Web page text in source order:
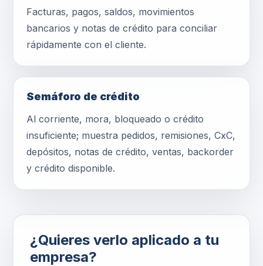
Facturas, pagos, saldos, movimientos
bancarios y notas de crédito para conciliar
rápidamente con el cliente.
Semáforo de crédito
Al corriente, mora, bloqueado o crédito
insuficiente; muestra pedidos, remisiones, CxC,
depósitos, notas de crédito, ventas, backorder
y crédito disponible.
¿Quieres verlo aplicado a tu
empresa?